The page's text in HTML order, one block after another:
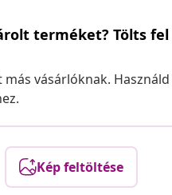
terméket? Tölts fel
vásárlóknak. Használd
Kép feltöltése